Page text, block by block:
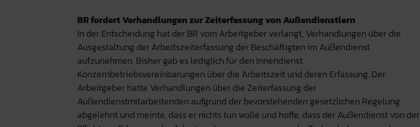
BR fordert Verhandlungen zur Zeiterfassung von Außendienstlern
In der Entscheidung hat der BR vom Arbeitgeber verlangt, Verhandlungen über die
Ausgestaltung der Arbeitszeiterfassung der Beschäftigten im Außendienst
aufzunehmen. Bisher gab es lediglich für den Innendienst
Konzernbetriebsvereinbarungen über die Arbeitszeit und deren Erfassung. Der
Arbeitgeber hatte Verhandlungen über die Zeiterfassung der
Außendienstmitarbeitenden aufgrund der bevorstehenden gesetzlichen Regelung
abgelehnt und meinte, dass er nichts tun wolle und hoffe, dass der Außendienst von der